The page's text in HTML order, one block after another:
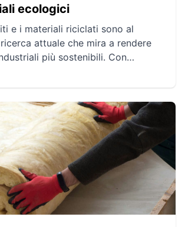
ecologici
e i materiali riciclati sono al
attuale che mira a rendere
più sostenibili. Con
di carbonio ridotta, queste
una strada promettente
alcune sfide,
grazie ai progressi
alla collaborazione tra attori